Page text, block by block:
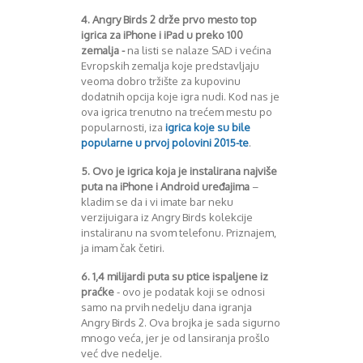
Oktobar 2018
Decembar 2018
Februar 2019
Juni 2019
Juli 2019
August 2019
Februar 2020
4. Angry Birds 2 drže prvo mesto top
igrica za iPhone i iPad u preko 100
zemalja-na listi se nalaze SAD i većina
Evropskih zemalja koje predstavljaju
veoma dobro tržište za kupovinu
dodatnih opcija koje igra nudi. Kod nas je
ova igrica trenutno na trećem mestu po
popularnosti, iza igrica koje su bile
popularne u prvoj polovini 2015-te.
5. Ovo je igrica koja je instalirana najviše
puta na iPhone i Android uređajima –
kladim se da i vi imate bar neku
verzijuigara iz Angry Birds kolekcije
instaliranu na svom telefonu. Priznajem,
ja imam čak četiri.
6. 1,4 milijardi puta su ptice ispaljene iz
praćke- ovo je podatak koji se odnosi
samo na prvih nedelju dana igranja
Angry Birds 2. Ova brojka je sada sigurno
mnogo veća, jer je od lansiranja prošlo
već dve nedelje.